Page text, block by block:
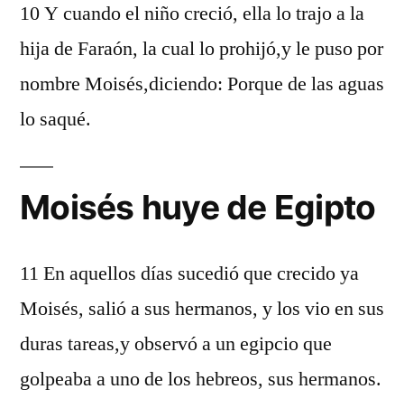
10 Y cuando el niño creció, ella lo trajo a la
hija de Faraón, la cual lo prohijó,y le puso por
nombre Moisés,diciendo: Porque de las aguas
lo saqué.
Moisés huye de Egipto
11 En aquellos días sucedió que crecido ya
Moisés, salió a sus hermanos, y los vio en sus
duras tareas,y observó a un egipcio que
golpeaba a uno de los hebreos, sus hermanos.